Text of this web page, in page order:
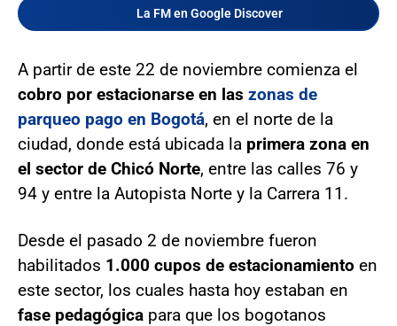
La FM en Google Discover
A partir de este 22 de noviembre comienza el
cobro por estacionarse en las zonas de
parqueo pago en Bogotá, en el norte de la
ciudad, donde está ubicada la primera zona en
el sector de Chicó Norte, entre las calles 76 y
94 y entre la Autopista Norte y la Carrera 11.
Desde el pasado 2 de noviembre fueron
habilitados 1.000 cupos de estacionamiento en
este sector, los cuales hasta hoy estaban en
fase pedagógica para que los bogotanos